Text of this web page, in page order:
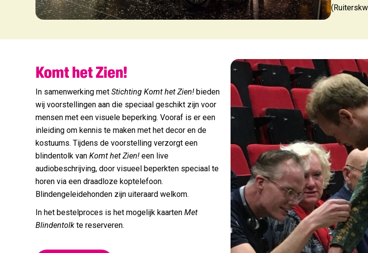
Komt het Zien!
In samenwerking met Stichting Komt het Zien! bieden
wij voorstellingen aan die speciaal geschikt zijn voor
mensen met een visuele beperking. Vooraf is er een
inleiding om kennis te maken met het decor en de
kostuums. Tijdens de voorstelling verzorgt een
blindentolk van Komt het Zien! een live
audiobeschrijving, door visueel beperkten speciaal te
horen via een draadloze koptelefoon.
Blindengeleidehonden zijn uiteraard welkom.
In het bestelproces is het mogelijk kaarten Met
Blindentolk te reserveren.